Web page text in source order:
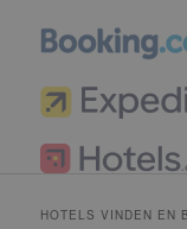
HOTELS VINDEN EN